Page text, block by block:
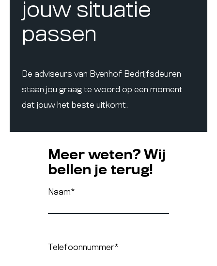
jouw situatie
passen
De adviseurs van Byenhof Bedrijfsdeuren
staan jou graag te woord op een moment
dat jouw het beste uitkomt.
Meer weten? Wij
bellen je terug!
Naam*
Telefoonnummer*